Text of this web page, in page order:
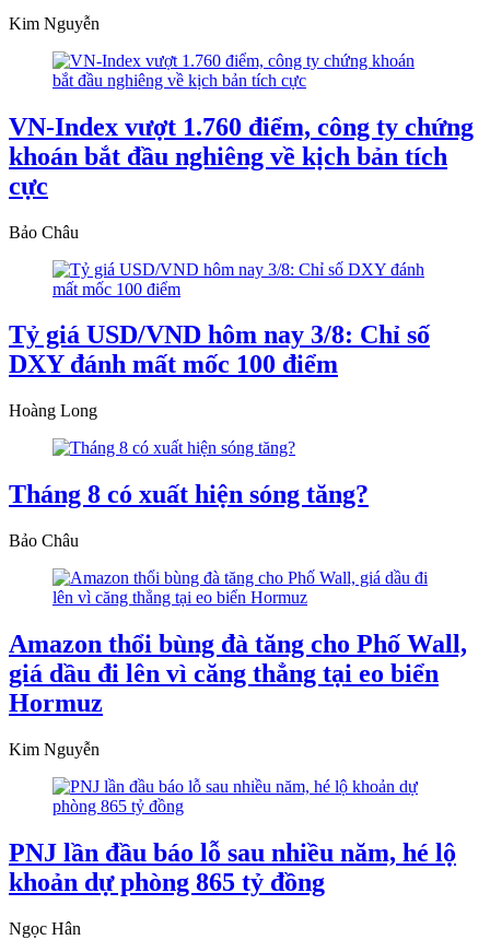
Kim Nguyễn
VN-Index vượt 1.760 điểm, công ty chứng
khoán bắt đầu nghiêng về kịch bản tích
cực
Bảo Châu
Tỷ giá USD/VND hôm nay 3/8: Chỉ số
DXY đánh mất mốc 100 điểm
Hoàng Long
Tháng 8 có xuất hiện sóng tăng?
Bảo Châu
Amazon thổi bùng đà tăng cho Phố Wall,
giá dầu đi lên vì căng thẳng tại eo biển
Hormuz
Kim Nguyễn
PNJ lần đầu báo lỗ sau nhiều năm, hé lộ
khoản dự phòng 865 tỷ đồng
Ngọc Hân